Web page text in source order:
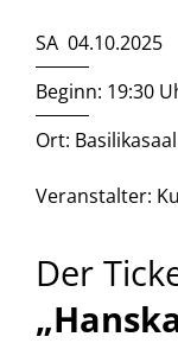
SA 04.10.2025
Beginn: 19:30
Ort: Basilikasaal
Veranstalter:
Der